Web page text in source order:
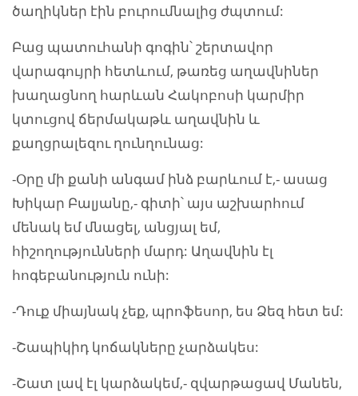
ծաղիկներ էին բուրումնալից ժպտում:
Բաց պատուհանի գոգին՝ շերտավոր
վարագույրի հետևում, թառեց աղավնիներ
խաղացնող հարևան Հակոբոսի կարմիր
կտուցով ճերմակաթև աղավնին և
քաղցրալեզու ղունղունաց:
-Օրը մի քանի անգամ ինձ բարևում է,- ասաց
Խիկար Բալյանը,- գիտի՝ այս աշխարհում
մենակ եմ մնացել, անցյալ եմ,
հիշողությունների մարդ: Աղավնին էլ
հոգեբանություն ունի:
-Դուք միայնակ չեք, պրոֆեսոր, ես Ձեզ հետ եմ:
-Շապիկիդ կոճակները չարձակես:
-Շատ լավ էլ կարձակեմ,- զվարթացավ Մանեն,